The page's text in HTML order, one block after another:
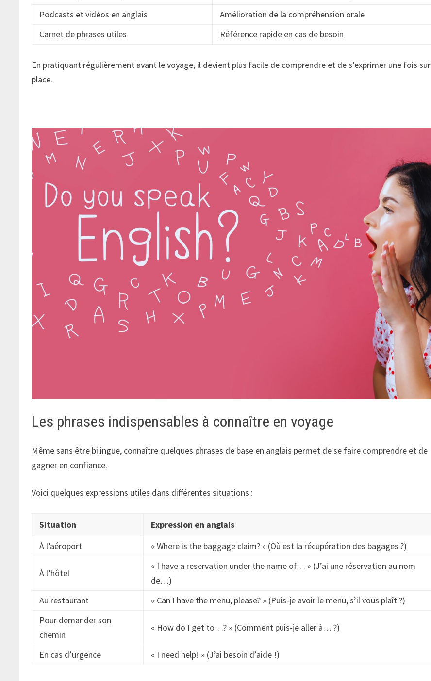
Podcasts et vidéos en anglais
Amélioration de la compréhension orale
Carnet de phrases utiles
Référence rapide en cas de besoin
En pratiquant régulièrement avant le voyage, il devient plus facile de comprendre et de s’exprimer une fois sur
place.
Les phrases indispensables à connaître en voyage
Même sans être bilingue, connaître quelques phrases de base en anglais permet de se faire comprendre et de
gagner en confiance.
Voici quelques expressions utiles dans différentes situations :
Situation
Expression en anglais
À l’aéroport
« Where is the baggage claim? » (Où est la récupération des bagages ?)
À l’hôtel
« I have a reservation under the name of… » (J’ai une réservation au nom
de…)
Au restaurant
« Can I have the menu, please? » (Puis-je avoir le menu, s’il vous plaît ?)
Pour demander son
chemin
« How do I get to…? » (Comment puis-je aller à… ?)
En cas d’urgence « I need help! » (J’ai besoin d’aide !)